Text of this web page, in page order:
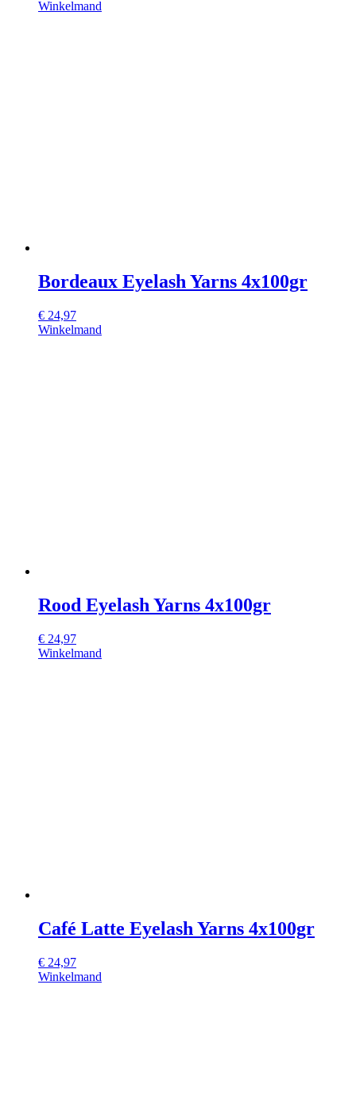
Winkelmand
Bordeaux Eyelash Yarns 4x100gr
€ 24,97
Winkelmand
Rood Eyelash Yarns 4x100gr
€ 24,97
Winkelmand
Café Latte Eyelash Yarns 4x100gr
€ 24,97
Winkelmand